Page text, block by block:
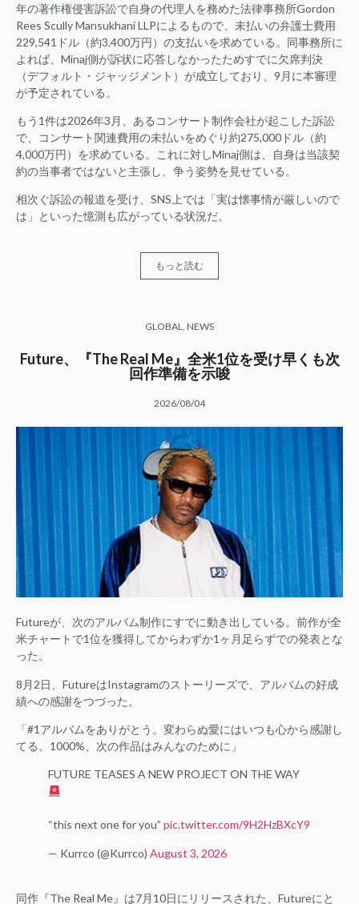
年の著作権侵害訴訟で自身の代理人を務めた法律事務所Gordon
Rees Scully Mansukhani LLPによるもので、未払いの弁護士費用
229,541ドル（約3,400万円）の支払いを求めている。同事務所に
よれば、Minaj側が訴状に応答しなかったためすでに欠席判決
（デフォルト・ジャッジメント）が成立しており、9月に本審理
が予定されている。
もう1件は2026年3月、あるコンサート制作会社が起こした訴訟
で、コンサート関連費用の未払いをめぐり約275,000ドル（約
4,000万円）を求めている。これに対しMinaj側は、自身は当該契
約の当事者ではないと主張し、争う姿勢を見せている。
相次ぐ訴訟の報道を受け、SNS上では「実は懐事情が厳しいので
は」といった憶測も広がっている状況だ。
もっと読む
GLOBAL NEWS
Future、『The Real Me』全米1位を受け早くも次
回作準備を示唆
2026/08/04
Futureが、次のアルバム制作にすでに動き出している。前作が全
米チャートで1位を獲得してからわずか1ヶ月足らずでの発表とな
った。
8月2日、FutureはInstagramのストーリーズで、アルバムの好成
績への感謝をつづった。
「#1アルバムをありがとう。変わらぬ愛にはいつも心から感謝し
てる。1000%、次の作品はみんなのために」
FUTURE TEASES A NEW PROJECT ON THE WAY
“this next one for you” pic.twitter.com/9H2HzBXcY9
— Kurrco (@Kurrco) August 3, 2026
同作『The Real Me』は7月10日にリリースされた、Futureにと